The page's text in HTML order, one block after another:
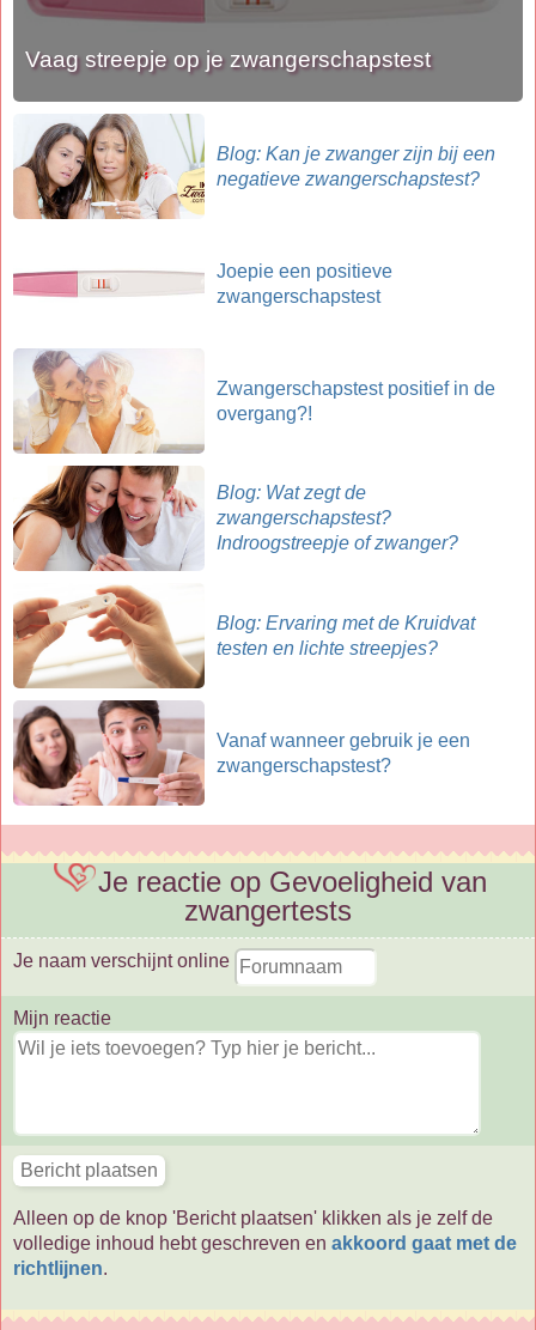
Vaag streepje op je zwangerschapstest
Blog: Kan je zwanger zijn bij een
negatieve zwangerschapstest?
Joepie een positieve
zwangerschapstest
Zwangerschapstest positief in de
overgang?!
Blog: Wat zegt de
zwangerschapstest?
Indroogstreepje of zwanger?
Blog: Ervaring met de Kruidvat
testen en lichte streepjes?
Vanaf wanneer gebruik je een
zwangerschapstest?
Je reactie op Gevoeligheid van
zwangertests
Je naam verschijnt online
Mijn reactie
Alleen op de knop 'Bericht plaatsen' klikken als je zelf de
volledige inhoud hebt geschreven en akkoord gaat met de
richtlijnen.